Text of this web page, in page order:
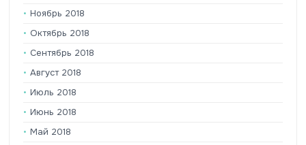
Ноябрь 2018
Октябрь 2018
Сентябрь 2018
Август 2018
Июль 2018
Июнь 2018
Май 2018